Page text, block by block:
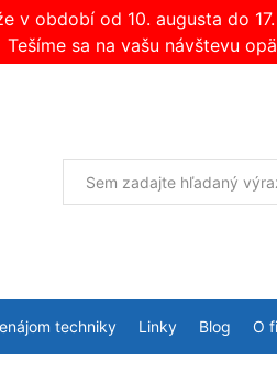
v období od 10. augusta do
Tešíme sa na vašu návštevu
techniky Linky Blog O